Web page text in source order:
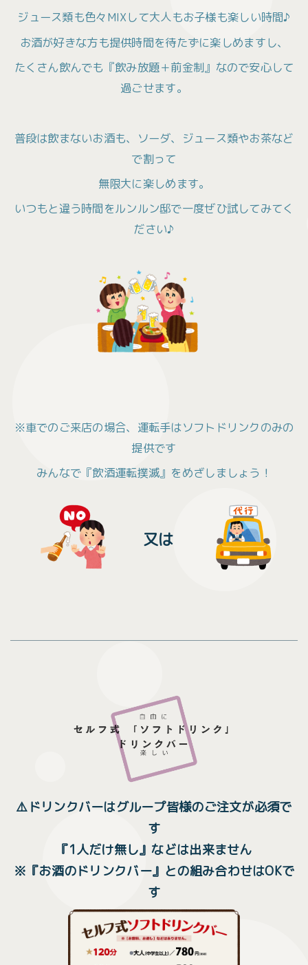
ジュース類も色々MIXして大人もお子様も楽しい時間♪
お酒が好きな方も提供時間を待たずに楽しめますし、
たくさん飲んでも『飲み放題＋前金制』なので安心して
過ごせます。
普段は飲まないお酒も、ソーダ、ジュース類やお茶など
で割って
無限大に楽しめます。
いつもと違う時間をルンルン邸で一度ぜひ試してみてく
ださい♪
※車でのご来店の場合、運転手はソフトドリンクのみの
提供です
みんなで『飲酒運転撲滅』をめざしましょう！
又は
⚠️ドリンクバーはグループ皆様のご注文が必須で
す
『1人だけ無し』などは出来ません
※『お酒のドリンクバー』との組み合わせはOKで
す